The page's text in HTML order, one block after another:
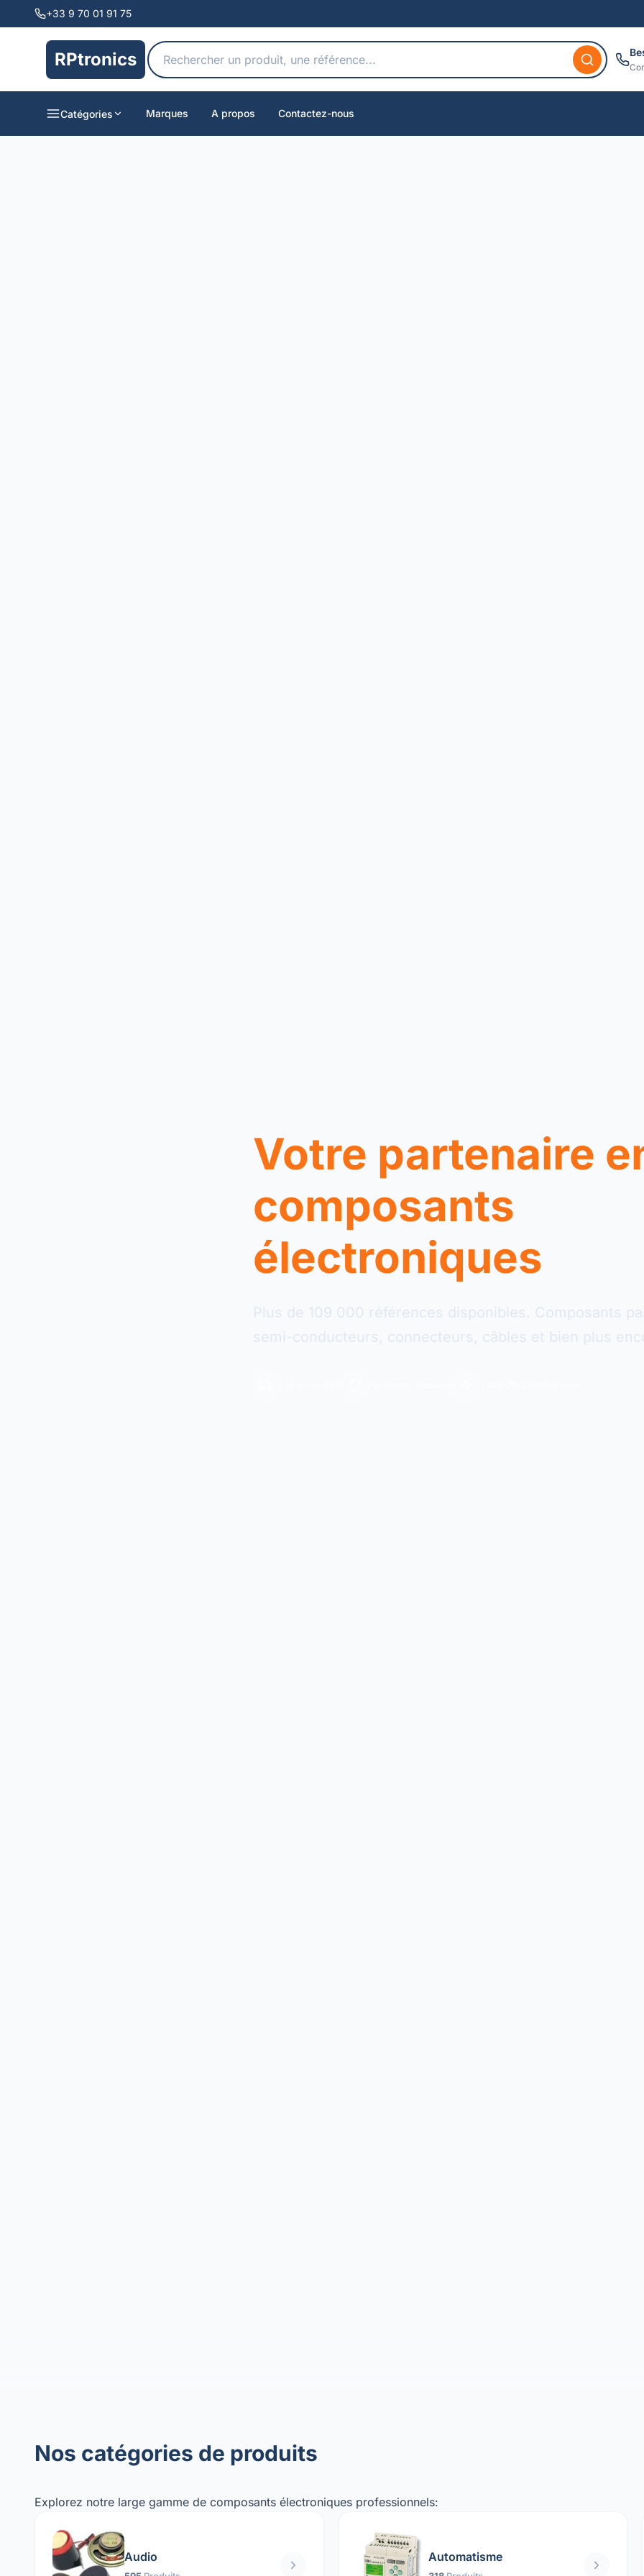
+33 9 70 01 91 75
RPtronics
Catégories Marques A propos Contactez-nous
Votre partenaire
composants
électroniques
Nos catégories de produits
Explorez notre large gamme de composants électroniques professionnels:
Audio Automatisme